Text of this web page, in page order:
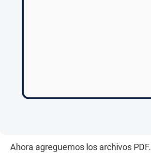
Ahora agreguemos los archivos PDF.